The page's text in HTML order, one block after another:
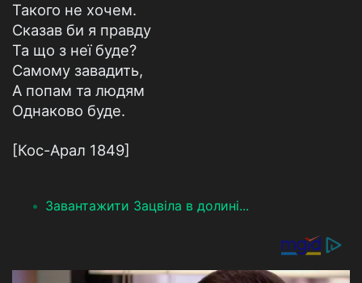
Такого не хочем.
Сказав би я правду
Та що з неї буде?
Самому завадить,
А попам та людям
Однаково буде.
[Кос-Арал 1849]
Завантажити Зацвіла в долині...